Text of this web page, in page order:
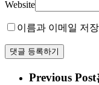
Website
이름과 이메일 저장
Previous Post